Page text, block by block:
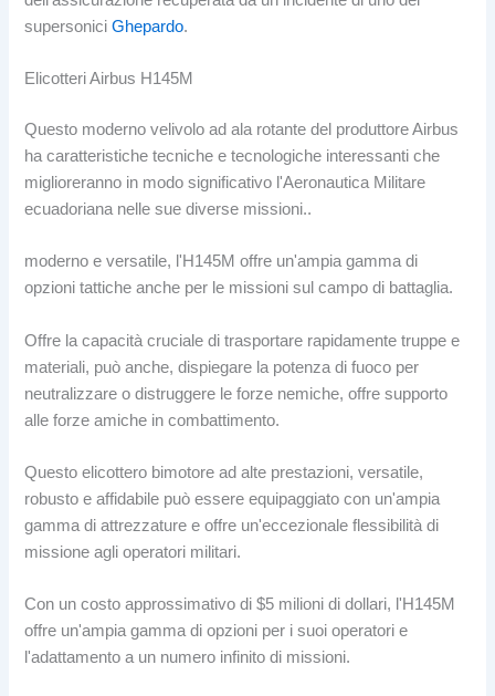
supersoniciGhepardo.
Elicotteri Airbus H145M
Questo moderno velivolo ad ala rotante del produttore Airbus
ha caratteristiche tecniche e tecnologiche interessanti che
miglioreranno in modo significativo l'Aeronautica Militare
ecuadoriana nelle sue diverse missioni..
moderno e versatile, l'H145M offre un'ampia gamma di
opzioni tattiche anche per le missioni sul campo di battaglia.
Offre la capacità cruciale di trasportare rapidamente truppe e
materiali, può anche, dispiegare la potenza di fuoco per
neutralizzare o distruggere le forze nemiche, offre supporto
alle forze amiche in combattimento.
Questo elicottero bimotore ad alte prestazioni, versatile,
robusto e affidabile può essere equipaggiato con un'ampia
gamma di attrezzature e offre un'eccezionale flessibilità di
missione agli operatori militari.
Con un costo approssimativo di $5 milioni di dollari, l'H145M
offre un'ampia gamma di opzioni per i suoi operatori e
l'adattamento a un numero infinito di missioni.